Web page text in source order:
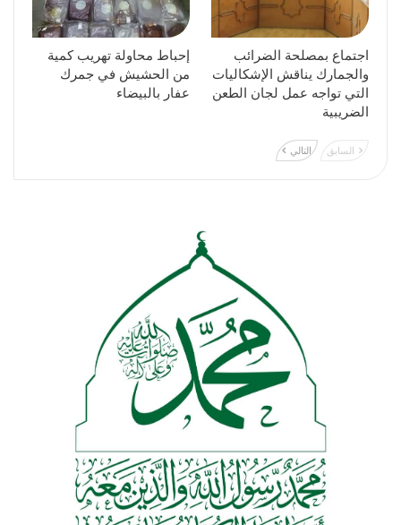
اجتماع بمصلحة الضرائب
والجمارك يناقش الإشكاليات
التي تواجه عمل لجان الطعن
الضريبية
إحباط محاولة تهريب كمية
من الحشيش في جمرك
عفار بالبيضاء
السابق التالي